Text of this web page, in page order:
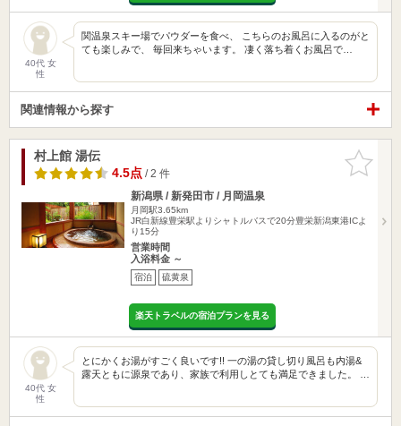
40代 女
性
関温泉スキー場でパウダーを食べ、 こちらのお風呂に入るのがと
ても楽しみで、 毎回来ちゃいます。 凄く落ち着くお風呂で…
関連情報から探す
お気に入
りに追加
村上館 湯伝
4.5点/ 2 件
新潟県 / 新発田市 / 月岡温泉
月岡駅3.65km
JR白新線豊栄駅よりシャトルバスで20分豊栄新潟東港ICよ
り15分
営業時間
入浴料金 ～
宿泊 硫黄泉
楽天トラベルの宿泊プランを見る
40代 女
性
とにかくお湯がすごく良いです!! 一の湯の貸し切り風呂も内湯&
露天ともに源泉であり、家族で利用しとても満足できました。 …